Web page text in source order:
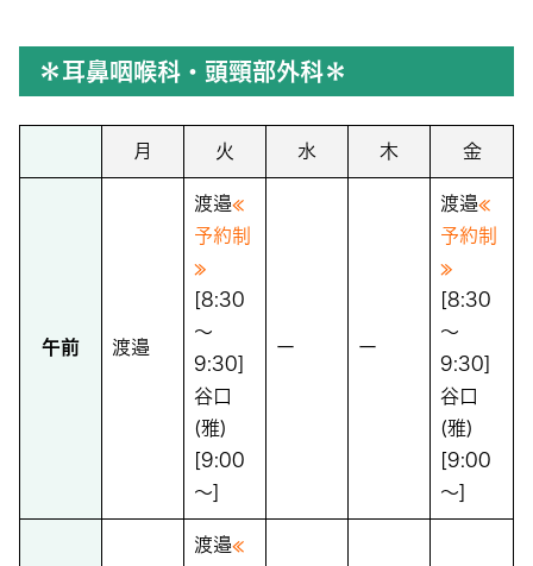
＊ 耳鼻咽喉科・頭頸部外科＊
月 火 水 木 金
午前 渡邉
渡邉≪
予約制
≫
[8:30
～
9:30]
谷口
(雅)
[9:00
～]
ー ー
渡邉≪
予約制
≫
[8:30
～
9:30]
谷口
(雅)
[9:00
～]
渡邉≪